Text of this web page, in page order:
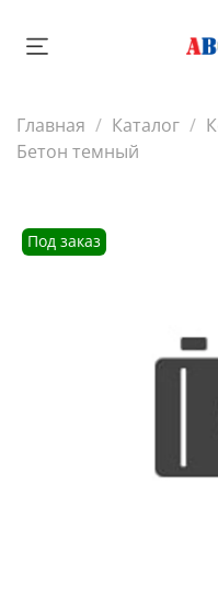
Главная Каталог
Бетон темный
Под заказ